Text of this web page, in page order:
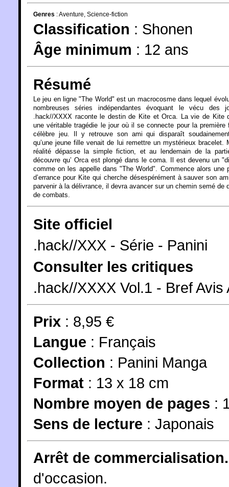
Genres :Aventure Science-fiction
Classification : Shonen
Âge minimum : 12 ans
Résumé
Le jeu en ligne "The World" est un macrocosme dans lequel
nombreuses séries indépendantes évoquant le vécu des
.hack//XXXX raconte le destin de Kite et Orca. La vie de Kite
une véritable tragédie le jour où il se connecte pour la première
célèbre jeu. Il y retrouve son ami qui disparaît
qu’une jeune fille venait de lui remettre un mystérieux bracelet.
réalité dépasse la simple fiction, et au lendemain de la
découvre qu’ Orca est plongé dans le coma. Il est devenu un
comme on les appelle dans "The World". Commence alors une
d’errance pour Kite qui cherche désespérément à sauver son
parvenir à la délivrance, il devra avancer sur un chemin semé de
de combats.
Site officiel
.hack//XXX - Série - Panini
Consulter les critiques
.hack//XXXX Vol.1 - Bref Avis
Prix : 8,95 €
Langue : Français
Collection : Panini Manga
Format : 13 x 18 cm
Nombre moyen de pages :
Sens de lecture : Japonais
Arrêt de commercialisation.
d'occasion.